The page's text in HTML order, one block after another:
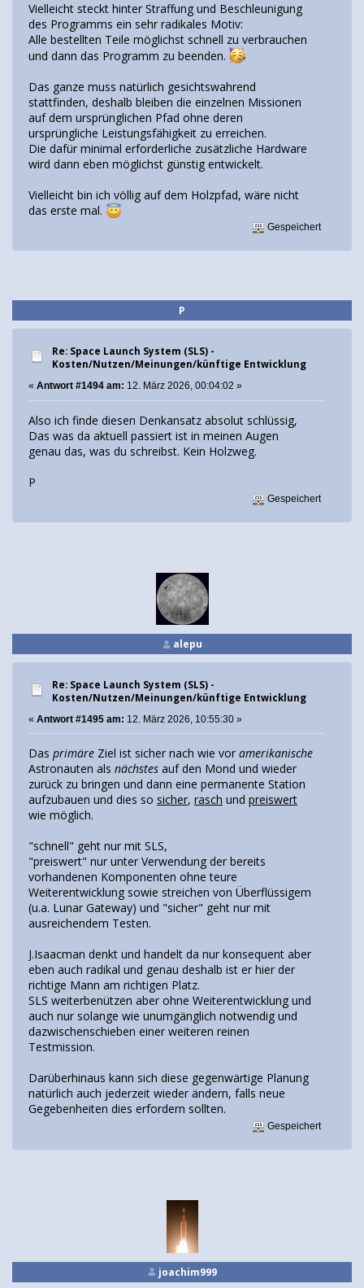
Vielleicht steckt hinter Straffung und Beschleunigung
des Programms ein sehr radikales Motiv:
Alle bestellten Teile möglichst schnell zu verbrauchen
und dann das Programm zu beenden.
Das ganze muss natürlich gesichtswahrend
stattfinden, deshalb bleiben die einzelnen Missionen
auf dem ursprünglichen Pfad ohne deren
ursprüngliche Leistungsfähigkeit zu erreichen.
Die dafür minimal erforderliche zusätzliche Hardware
wird dann eben möglichst günstig entwickelt.
Vielleicht bin ich völlig auf dem Holzpfad, wäre nicht
das erste mal.
Gespeichert
P
Re: Space Launch System (SLS) -
Kosten/Nutzen/Meinungen/künftige Entwicklung
« Antwort #1494 am: 12. März 2026, 00:04:02 »
Also ich finde diesen Denkansatz absolut schlüssig,
Das was da aktuell passiert ist in meinen Augen
genau das, was du schreibst. Kein Holzweg.
P
Gespeichert
alepu
Re: Space Launch System (SLS) -
Kosten/Nutzen/Meinungen/künftige Entwicklung
« Antwort #1495 am: 12. März 2026, 10:55:30 »
Das primäre Ziel ist sicher nach wie vor amerikanische
Astronauten als nächstes auf den Mond und wieder
zurück zu bringen und dann eine permanente Station
aufzubauen und dies so sicher, rasch und preiswert
wie möglich.
"schnell" geht nur mit SLS,
"preiswert" nur unter Verwendung der bereits
vorhandenen Komponenten ohne teure
Weiterentwicklung sowie streichen von Überflüssigem
(u.a. Lunar Gateway) und "sicher" geht nur mit
ausreichendem Testen.
J.Isaacman denkt und handelt da nur konsequent aber
eben auch radikal und genau deshalb ist er hier der
richtige Mann am richtigen Platz.
SLS weiterbenützen aber ohne Weiterentwicklung und
auch nur solange wie unumgänglich notwendig und
dazwischenschieben einer weiteren reinen
Testmission.
Darüberhinaus kann sich diese gegenwärtige Planung
natürlich auch jederzeit wieder ändern, falls neue
Gegebenheiten dies erfordern sollten.
Gespeichert
joachim999